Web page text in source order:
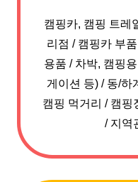
캠핑카, 캠핑 트레
리점/캠핑카 부
용품 /차박, 캠핑
게이션 등) /동/하
캠핑 먹거리/캠핑
/지역